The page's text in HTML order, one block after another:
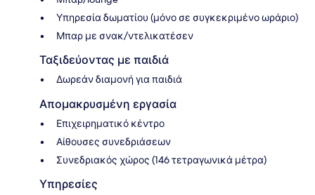
Υπηρεσία δωματίου (μόνο σε συγκεκριμένο ωράριο)
Μπαρ με σνακ/ντελικατέσεν
Ταξιδεύοντας με παιδιά
Δωρεάν διαμονή για παιδιά
Απομακρυσμένη εργασία
Επιχειρηματικό κέντρο
Αίθουσες συνεδριάσεων
Συνεδριακός χώρος (146 τετραγωνικά μέτρα)
Υπηρεσίες